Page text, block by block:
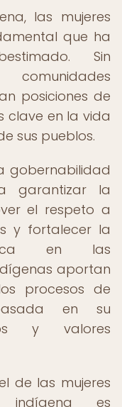
las mujeres
que ha
Sin
posiciones de
clave en la vida
sus pueblos.
gobernabilidad
garantizar la
el respeto a
y fortalecer la
en las
aportan
procesos de
en su
y valores
de las mujeres
es